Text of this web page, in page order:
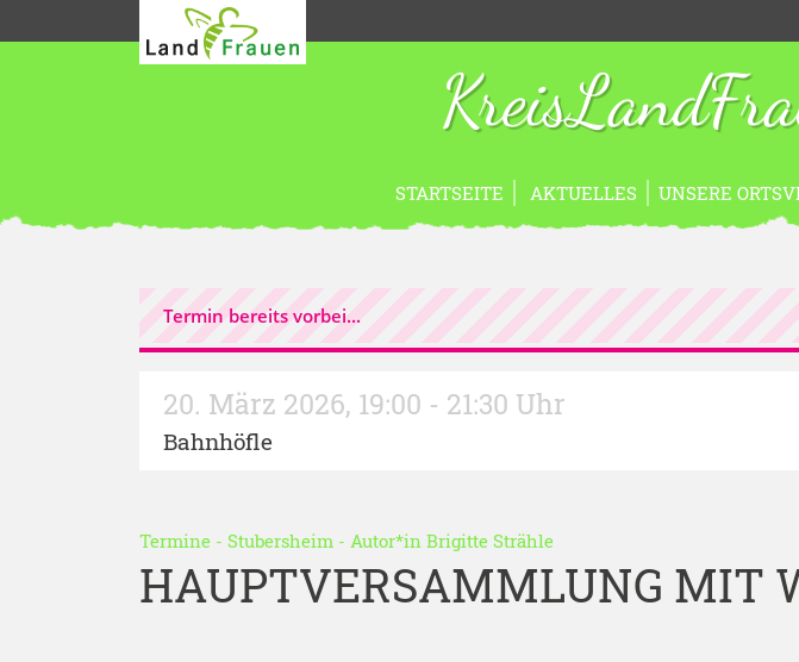
STARTSEITE AKTUELLES UNSERE
Termin bereits vorbei...
20. März 2026, 19:00 - 21:30 Uhr
Bahnhöfle
Termine - Stubersheim - Autor*in Brigitte Strähle
HAUPTVERSAMMLUNG MIT